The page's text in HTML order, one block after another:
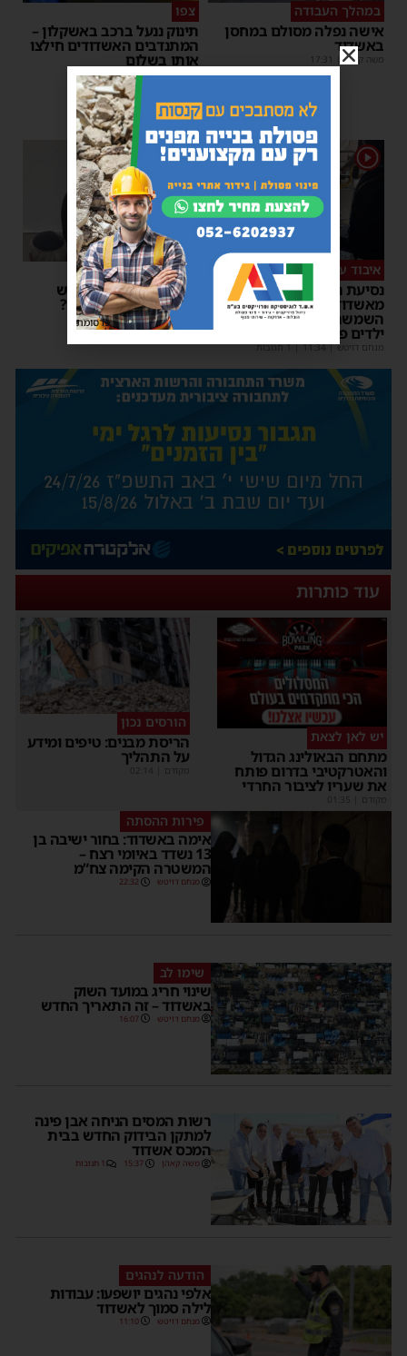
במהלך העבודה
אישה נפלה מסולם במחסן
באשדוד
משה קאהן 17:31
צפו
תינוק ננעל ברכב באשקלון –
המתנדבים האשדודים חילצו
אותו בשלום
משה קאהן |
11:53
1
איבוד עשתונות
נסיעת האימים באוטובוס
מאשדוד: הנהג ניפץ את
השמשה לעיני הנוסעים –
ילדים פרצו בבכי
מנחם דויטש |
11:34 | 1 תגובות
1
צפו
על מה שוחחו מ"מ ראש
העיר והחיד"א אברג׳ל?
יוסי יחזקאלי |
23:37
עוד כותרות
יש לאן לצאת
מתחם הבאולינג הגדול
והאטרקטיבי בדרום פותח
את שעריו לציבור החרדי
מקודם
הורסים נכון
הריסת מבנים: טיפים ומידע
על התהליך
מקודם
פירות ההסתה
אימה באשדוד: בחור ישיבה בן
13 נשדד באיומי רצח –
המשטרה הקימה צח”מ
מנחם דויטש 22:32
שימו לב
שינוי חריג במועד השוק
באשדוד – זה התאריך החדש
מנחם דויטש 16:07
רשות המסים הניחה אבן פינה
למתקן הבידוק החדש בבית
המכס אשדוד
משה קאהן 15:37 1 תגובות
הודעה לנהגים
אלפי נהגים יושפעו: עבודות
לילה סמוך לאשדוד
מנחם דויטש 11:10
פרסומת